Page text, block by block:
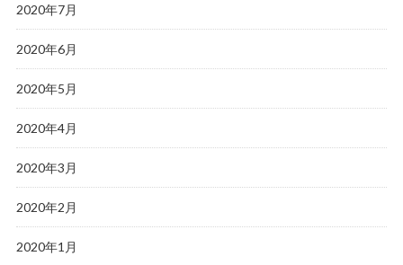
2020年7月
2020年6月
2020年5月
2020年4月
2020年3月
2020年2月
2020年1月